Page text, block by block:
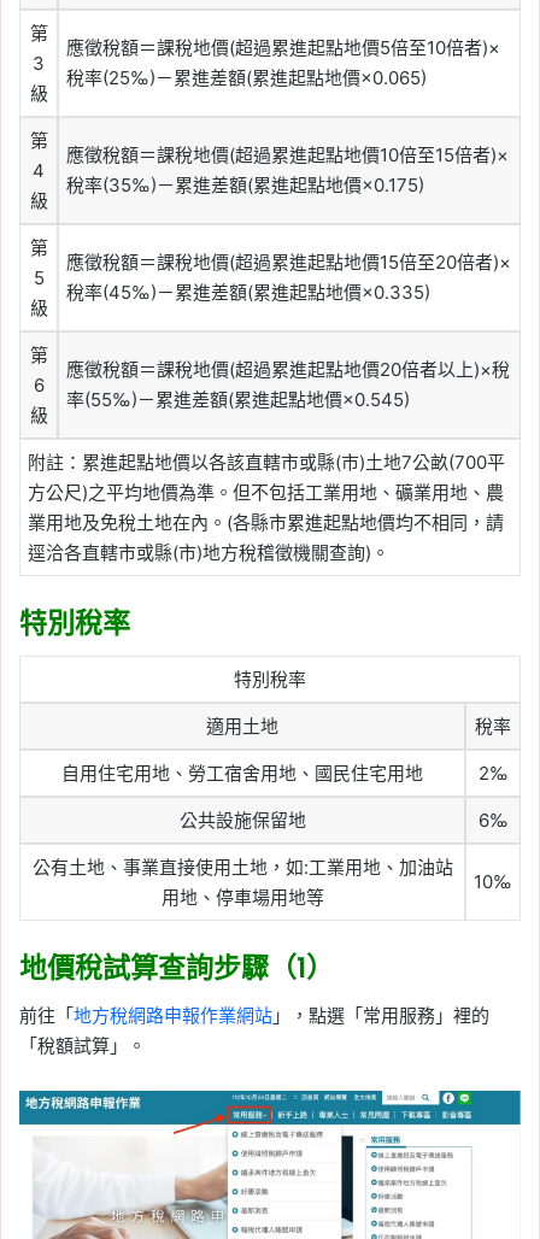
第
3
級
應徵稅額＝課稅地價(超過累進起點地價5倍至10倍者)×
稅率(25‰)－累進差額(累進起點地價×0.065)
第
4
級
應徵稅額＝課稅地價(超過累進起點地價10倍至15倍者)×
稅率(35‰)－累進差額(累進起點地價×0.175)
第
5
級
應徵稅額＝課稅地價(超過累進起點地價15倍至20倍者)×
稅率(45‰)－累進差額(累進起點地價×0.335)
第
6
級
應徵稅額＝課稅地價(超過累進起點地價20倍者以上)×稅
率(55‰)－累進差額(累進起點地價×0.545)
附註：累進起點地價以各該直轄市或縣(市)土地7公畝(700平
方公尺)之平均地價為準。但不包括工業用地、礦業用地、農
業用地及免稅土地在內。(各縣市累進起點地價均不相同，請
逕洽各直轄市或縣(市)地方稅稽徵機關查詢)。
特別稅率
特別稅率
適用土地 稅率
自用住宅用地、勞工宿舍用地、國民住宅用地 2‰
公共設施保留地 6‰
公有土地、事業直接使用土地，如:工業用地、加油站
用地、停車場用地等
10‰
地價稅試算查詢步驟（1）
前往「 地方稅網路申報作業網站 」，點選「常用服務」裡的
「稅額試算」。